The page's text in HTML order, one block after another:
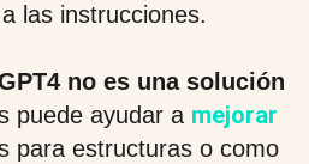
las instrucciones.
no es una solución
puede ayudar a mejorar
para estructuras o como